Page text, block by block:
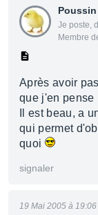
Je poste,
Membre
Après avoir
que j'en pense
Il est beau, a
qui permet
quoi
signaler
19 Mai 2005 à 19:06